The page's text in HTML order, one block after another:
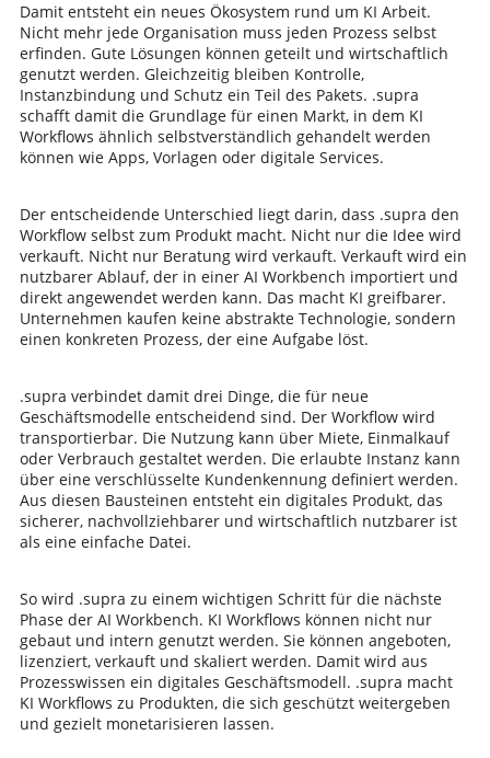
Damit entsteht ein neues Ökosystem rund um KI Arbeit.
Nicht mehr jede Organisation muss jeden Prozess selbst
erfinden. Gute Lösungen können geteilt und wirtschaftlich
genutzt werden. Gleichzeitig bleiben Kontrolle,
Instanzbindung und Schutz ein Teil des Pakets. .supra
schafft damit die Grundlage für einen Markt, in dem KI
Workflows ähnlich selbstverständlich gehandelt werden
können wie Apps, Vorlagen oder digitale Services.
Der entscheidende Unterschied liegt darin, dass .supra den
Workflow selbst zum Produkt macht. Nicht nur die Idee wird
verkauft. Nicht nur Beratung wird verkauft. Verkauft wird ein
nutzbarer Ablauf, der in einer AI Workbench importiert und
direkt angewendet werden kann. Das macht KI greifbarer.
Unternehmen kaufen keine abstrakte Technologie, sondern
einen konkreten Prozess, der eine Aufgabe löst.
.supra verbindet damit drei Dinge, die für neue
Geschäftsmodelle entscheidend sind. Der Workflow wird
transportierbar. Die Nutzung kann über Miete, Einmalkauf
oder Verbrauch gestaltet werden. Die erlaubte Instanz kann
über eine verschlüsselte Kundenkennung definiert werden.
Aus diesen Bausteinen entsteht ein digitales Produkt, das
sicherer, nachvollziehbarer und wirtschaftlich nutzbarer ist
als eine einfache Datei.
So wird .supra zu einem wichtigen Schritt für die nächste
Phase der AI Workbench. KI Workflows können nicht nur
gebaut und intern genutzt werden. Sie können angeboten,
lizenziert, verkauft und skaliert werden. Damit wird aus
Prozesswissen ein digitales Geschäftsmodell. .supra macht
KI Workflows zu Produkten, die sich geschützt weitergeben
und gezielt monetarisieren lassen.